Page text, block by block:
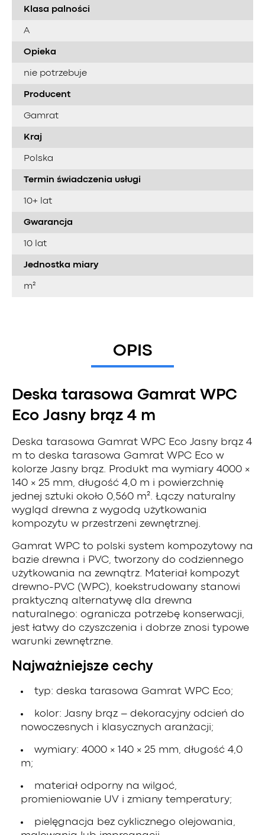
Klasa palności
A
Opieka
nie potrzebuje
Producent
Gamrat
Kraj
Polska
Termin świadczenia usługi
10+ lat
Gwarancja
10 lat
Jednostka miary
m²
OPIS
Deska tarasowa Gamrat WPC
Eco Jasny brąz 4 m
Deska tarasowa Gamrat WPC Eco Jasny brąz 4
m to deska tarasowa Gamrat WPC Eco w
kolorze Jasny brąz. Produkt ma wymiary 4000 ×
140 × 25 mm, długość 4,0 m i powierzchnię
jednej sztuki około 0,560 m². Łączy naturalny
wygląd drewna z wygodą użytkowania
kompozytu w przestrzeni zewnętrznej.
Gamrat WPC to polski system kompozytowy na
bazie drewna i PVC, tworzony do codziennego
użytkowania na zewnątrz. Materiał kompozyt
drewno-PVC (WPC), koekstrudowany stanowi
praktyczną alternatywę dla drewna
naturalnego: ogranicza potrzebę konserwacji,
jest łatwy do czyszczenia i dobrze znosi typowe
warunki zewnętrzne.
Najważniejsze cechy
typ: deska tarasowa Gamrat WPC Eco;
kolor: Jasny brąz – dekoracyjny odcień do
nowoczesnych i klasycznych aranżacji;
wymiary: 4000 × 140 × 25 mm, długość 4,0
m;
materiał odporny na wilgoć,
promieniowanie UV i zmiany temperatury;
pielęgnacja bez cyklicznego olejowania,